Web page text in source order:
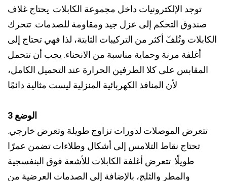
توجد الإلكترونيات داخل مجموعة الكابلات. يحتاج غلاف
صندوق التحكم إلى عزل جيد ومقاومة للصدمات. تتحرك
الكابلات وتُلفّ أكثر من التركيبات الثابتة، لذا فهي تحتاج إلى
أغلفة مرنة وحماية مناسبة من الانحناء. يجب أن تتحمل
المقابس على كلا الطرفين الحرارة عند التحميل الكامل،
الوضع 3
تتعرض الموصلات لدورات تزاوج طويلة وتعرض خارجي.
تحتاج نقاط التلامس إلى أشكال وطلاءات تضمن عمرًا
طويلًا. تتعرض أغلفة الكابلات للأشعة فوق البنفسجية
والمطر والثلج، بالإضافة إلى الصدمات العرضية من